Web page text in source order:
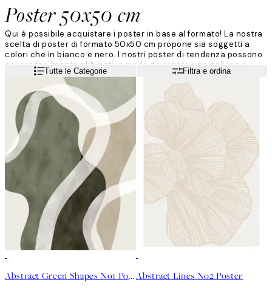
Poster 50x50 cm
Qui è possibile acquistare i poster in base al formato! La nostra
scelta di poster di formato 50x50 cm propone sia soggetti a
colori che in bianco e nero. I nostri poster di tendenza possono
essere facilmente abbinati in modo da creare una galleria a
parete o essere appesi singolarmente..
Leggi di piùTutte le Categorie Filtra e ordina
Abstract Green Shapes No1 PosterAbstract Lines No2 Poster